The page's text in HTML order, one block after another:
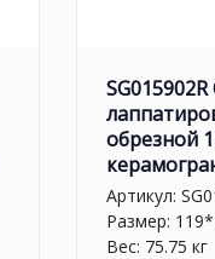
обрезной
Артикул:
Размер:
Вес: 75.75 кг